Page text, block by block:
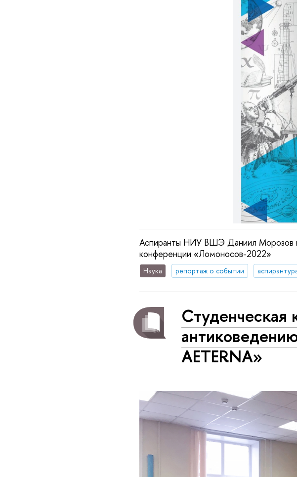
Аспиранты НИУ ВШЭ Даниил Морозов и
конференции «Ломоносов-2022»
Наука репортаж о событии
Студенческая
AETERNA»